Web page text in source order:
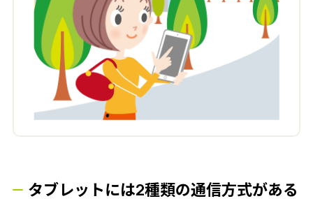
タブレットには2種類の通信方式がある